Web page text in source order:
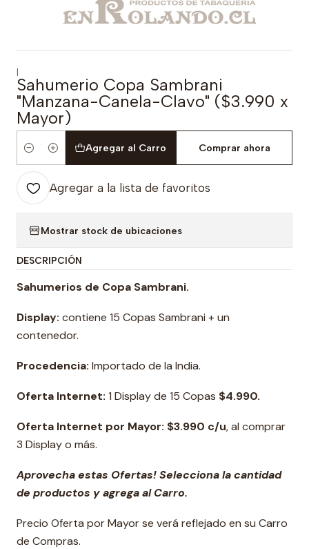
|
Sahumerio Copa Sambrani
"Manzana-Canela-Clavo" ($3.990 x
Mayor)
Cantidad
Agregar al Carro Comprar ahora
Agregar a la lista de favoritos
Mostrar stock de ubicaciones
DESCRIPCIÓN
Sahumerios de Copa Sambrani.
Display: contiene 15 Copas Sambrani + un
contenedor.
Procedencia: Importado de la India.
Oferta Internet: 1 Display de 15 Copas $4.990.
Oferta Internet por Mayor: $3.990 c/u, al comprar
3 Display o más.
Aprovecha estas Ofertas! Selecciona la cantidad
de productos y agrega al Carro.
Precio Oferta por Mayor se verá reflejado en su Carro
de Compras.